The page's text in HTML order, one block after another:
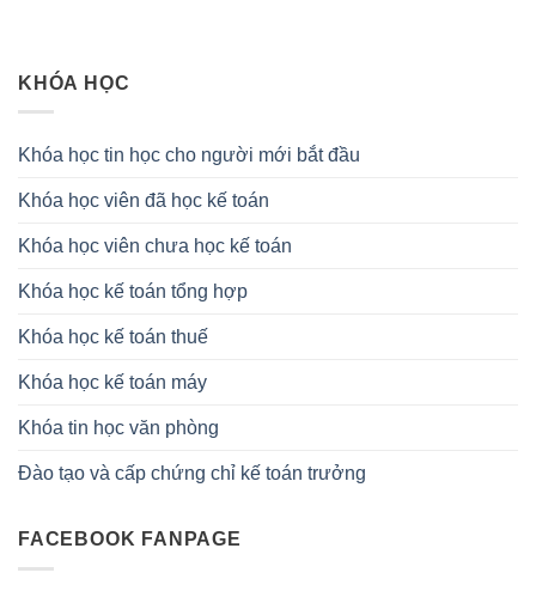
KHÓA HỌC
Khóa học tin học cho người mới bắt đầu
Khóa học viên đã học kế toán
Khóa học viên chưa học kế toán
Khóa học kế toán tổng hợp
Khóa học kế toán thuế
Khóa học kế toán máy
Khóa tin học văn phòng
Đào tạo và cấp chứng chỉ kế toán trưởng
FACEBOOK FANPAGE